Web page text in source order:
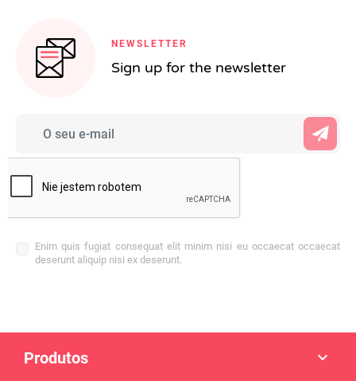
NEWSLETTER
Sign up for the newsletter
Enim quis fugiat consequat elit minim nisi eu occaecat occaecat
deserunt aliquip nisi ex deserunt.
Produtos 